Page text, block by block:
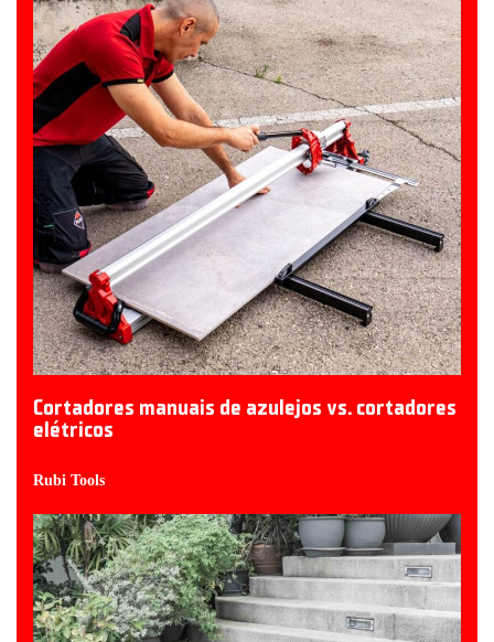
Cortadores manuais de azulejos vs. cortadores
elétricos
Rubi Tools